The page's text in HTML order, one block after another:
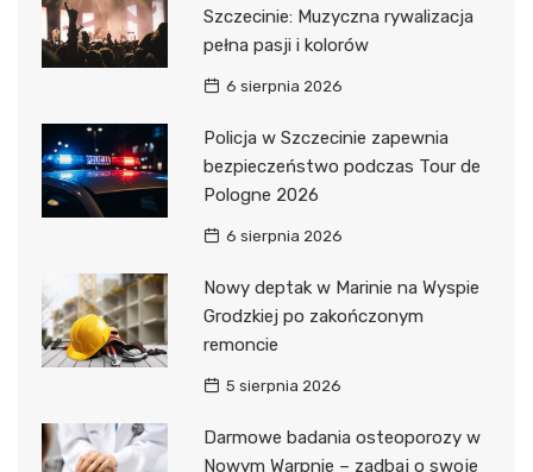
Szczecinie: Muzyczna rywalizacja
pełna pasji i kolorów
6 sierpnia 2026
Policja w Szczecinie zapewnia
bezpieczeństwo podczas Tour de
Pologne 2026
6 sierpnia 2026
Nowy deptak w Marinie na Wyspie
Grodzkiej po zakończonym
remoncie
5 sierpnia 2026
Darmowe badania osteoporozy w
Nowym Warpnie – zadbaj o swoje